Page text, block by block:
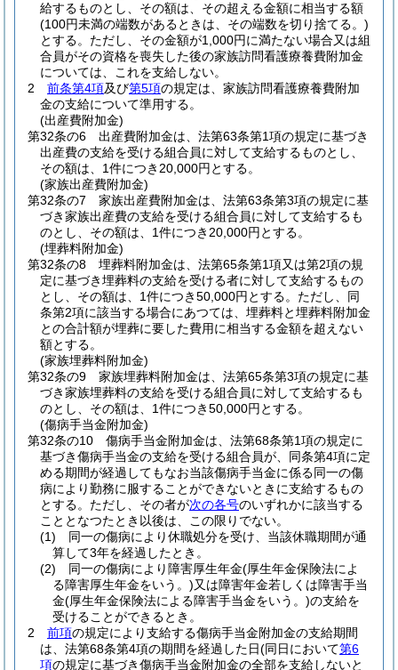
給するものとし、その額は、その超える金額に相当する額
(100円未満の端数があるときは、その端数を切り捨てる。)
とする。 ただし、その金額が1,000円に満たない場合又は組
合員がその資格を喪失した後の家族訪問看護療養費附加金
については、これを支給しない。
2
前条第4項及び第5項の規定は、家族訪問看護療養費附加
金の支給について準用する。
(出産費附加金)
第32条の6
出産費附加金は、法第63条第1項の規定に基づき
出産費の支給を受ける組合員に対して支給するものとし、
その額は、1件につき20,000円とする。
(家族出産費附加金)
第32条の7
家族出産費附加金は、法第63条第3項の規定に基
づき家族出産費の支給を受ける組合員に対して支給するも
のとし、その額は、1件につき20,000円とする。
(埋葬料附加金)
第32条の8
埋葬料附加金は、法第65条第1項又は第2項の規
定に基づき埋葬料の支給を受ける者に対して支給するもの
とし、その額は、1件につき50,000円とする。 ただし、同
条第2項に該当する場合にあつては、埋葬料と埋葬料附加金
との合計額が埋葬に要した費用に相当する金額を超えない
額とする。
(家族埋葬料附加金)
第32条の9
家族埋葬料附加金は、法第65条第3項の規定に基
づき家族埋葬料の支給を受ける組合員に対して支給するも
のとし、その額は、1件につき50,000円とする。
(傷病手当金附加金)
第32条の10
傷病手当金附加金は、法第68条第1項の規定に
基づき傷病手当金の支給を受ける組合員が、同条第4項に定
める期間が経過してもなお当該傷病手当金に係る同一の傷
病により勤務に服することができないときに支給するもの
とする。 ただし、その者が次の各号のいずれかに該当する
こととなつたとき以後は、この限りでない。
(1)
同一の傷病により休職処分を受け、当該休職期間が通
算して3年を経過したとき。
(2)
同一の傷病により障害厚生年金(厚生年金保険法によ
る障害厚生年金をいう。)又は障害年金若しくは障害手当
金(厚生年金保険法による障害手当金をいう。)の支給を
受けることができるとき。
2
前項の規定により支給する傷病手当金附加金の支給期間
は、法第68条第4項の期間を経過した日(同日において第6
項の規定に基づき傷病手当金附加金の全部を支給しないと